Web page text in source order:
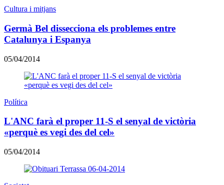
Cultura i mitjans
Germà Bel dissecciona els problemes entre
Catalunya i Espanya
05/04/2014
Política
L'ANC farà el proper 11-S el senyal de victòria
«perquè es vegi des del cel»
05/04/2014